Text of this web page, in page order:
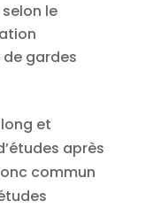
le
gardes
et
après
commun